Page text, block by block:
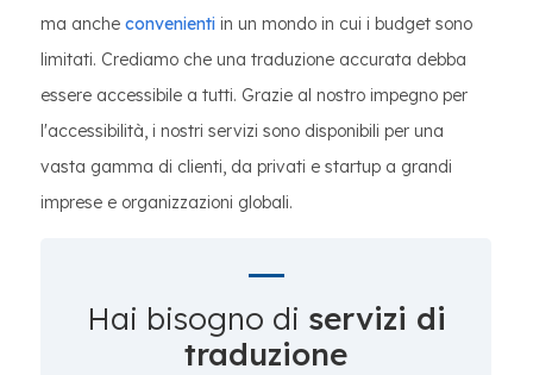
ma anche convenienti in un mondo in cui i budget sono
limitati. Crediamo che una traduzione accurata debba
essere accessibile a tutti. Grazie al nostro impegno per
l'accessibilità, i nostri servizi sono disponibili per una
vasta gamma di clienti, da privati e startup a grandi
imprese e organizzazioni globali.
Hai bisogno di servizi di
traduzione